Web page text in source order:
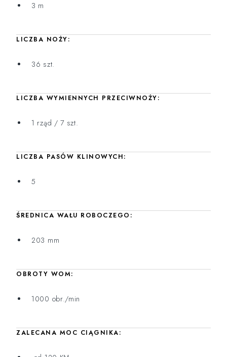
3 m
LICZBA NOŻY:
36 szt.
LICZBA WYMIENNYCH PRZECIWNOŻY:
1 rząd / 7 szt.
LICZBA PASÓW KLINOWYCH:
5
ŚREDNICA WAŁU ROBOCZEGO:
203 mm
OBROTY WOM:
1000 obr./min
ZALECANA MOC CIĄGNIKA: